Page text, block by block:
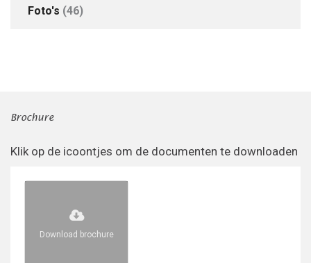
Foto's (46)
Brochure
Klik op de icoontjes om de documenten te downloaden
Download brochure